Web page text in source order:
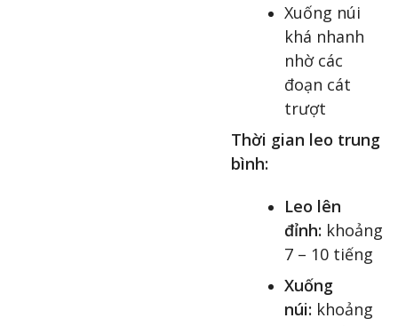
Xuống núi
khá nhanh
nhờ các
đoạn cát
trượt
Thời gian leo trung
bình:
Leo lên
đỉnh: khoảng
7 – 10 tiếng
Xuống
núi: khoảng